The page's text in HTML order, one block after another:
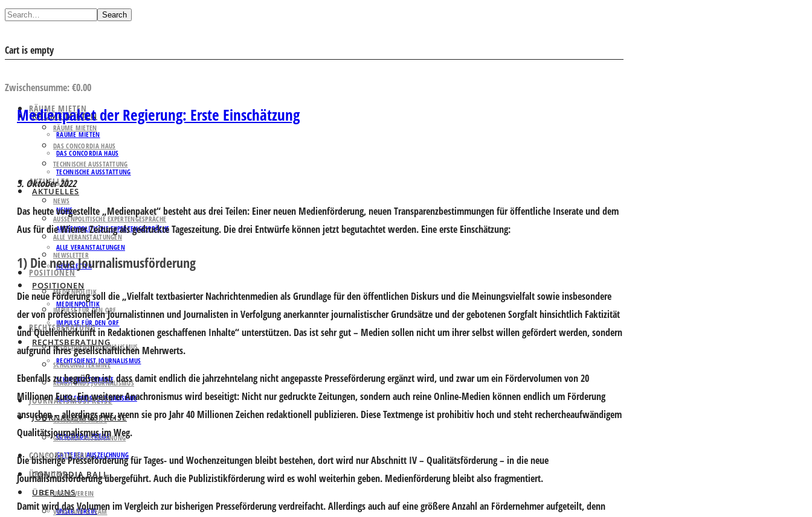
Search
Cart is empty
Zwischensumme:€0.00
RÄUME MIETEN
RÄUME MIETEN
DAS CONCORDIA HAUS
TECHNISCHE AUSSTATTUNG
AKTUELLES
NEWS
AUSSENPOLITISCHE EXPERTENGESPRÄCHE
ALLE VERANSTALTUNGEN
NEWSLETTER
POSITIONEN
MEDIENPOLITIK
IMPULSE FÜR DEN ORF
RECHTSBERATUNG
RECHTSDIENST JOURNALISMUS
SCHULUNGSTERMINE
KLAGSFONDS JOURNALISMUS
JOURNALISMUSPREISE
CONCORDIA PREISE
GATTERER AUSZEICHNUNG
CONCORDIA BALL
ÜBER UNS
UNSER VEREIN
RÄUME MIETEN
RÄUME MIETEN
DAS CONCORDIA HAUS
TECHNISCHE AUSSTATTUNG
AKTUELLES
NEWS
AUSSENPOLITISCHE EXPERTENGESPRÄCHE
ALLE VERANSTALTUNGEN
NEWSLETTER
POSITIONEN
MEDIENPOLITIK
IMPULSE FÜR DEN ORF
RECHTSBERATUNG
RECHTSDIENST JOURNALISMUS
SCHULUNGSTERMINE
KLAGSFONDS JOURNALISMUS
JOURNALISMUSPREISE
CONCORDIA PREISE
GATTERER AUSZEICHNUNG
CONCORDIA BALL
ÜBER UNS
UNSER VEREIN
VORSTAND & TEAM
Medienpaket der Regierung: Erste Einschätzung
5. Oktober 2022
Das heute vorgestellte „Medienpaket“ besteht aus drei Teilen: Einer neuen Medienförderung, neuen Transparenzbestimmungen für öffentliche Inserate und dem
Ausfür die Wiener Zeitung als gedruckte Tageszeitung. Die drei Entwürfe können jetzt begutachtet werden. Eine erste Einschätzung:
1) Die neue Journalismusförderung
Die neue Förderung soll die „Vielfalt textbasierter Nachrichtenmedien als Grundlage für den öffentlichen Diskurs und die Meinungsvielfalt sowie insbesondere
der von professionellen Journalistinnen und Journalisten in Verfolgung anerkannter journalistischer Grundsätze und der gebotenen Sorgfalt hinsichtlich Faktizität
und Quellenherkunft in Redaktionen geschaffenen Inhalte“ unterstützen. Das ist sehr gut – Medien sollen nicht um ihrer selbst willen gefördert werden, sondern
aufgrund ihres gesellschaftlichen Mehrwerts.
Ebenfalls zu begrüßen ist, dass damit endlich die jahrzehntelang nicht angepasste Presseförderung ergänzt wird, und zwar um ein Fördervolumen von 20
Millionen Euro. Ein weiterer Anachronismus wird beseitigt: Nicht nur gedruckte Zeitungen, sondern auch reine Online-Medien können endlich um Förderung
ansuchen – allerdings nur, wenn sie pro Jahr 40 Millionen Zeichen redaktionell publizieren. Diese Textmenge ist prohibitiv hoch und steht rechercheaufwändigem
Qualitätsjournalismus im Weg.
Die bisherige Presseförderung für Tages- und Wochenzeitungen bleibt bestehen, dort wird nur Abschnitt IV – Qualitätsförderung – in die neue
Journalismusförderung übergeführt. Auch die Publizistikförderung wird es wohl weiterhin geben. Medienförderung bleibt also fragmentiert.
Damit wird das Volumen im Vergleich zur bisherigen Presseförderung verdreifacht. Allerdings auch auf eine größere Anzahl an Fördernehmer aufgeteilt, denn